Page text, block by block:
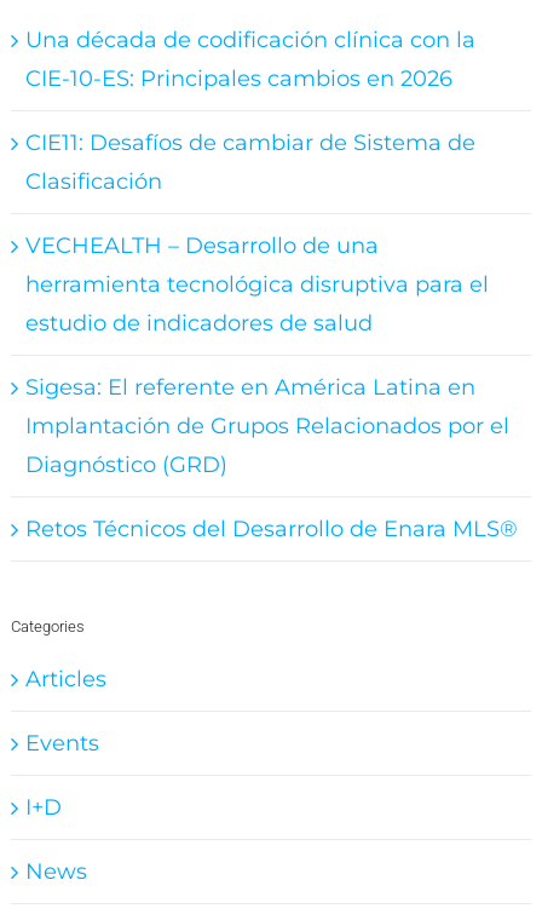
Una década de codificación clínica con la
CIE-10-ES: Principales cambios en 2026
CIE11: Desafíos de cambiar de Sistema de
Clasificación
VECHEALTH – Desarrollo de una
herramienta tecnológica disruptiva para el
estudio de indicadores de salud
Sigesa: El referente en América Latina en
Implantación de Grupos Relacionados por el
Diagnóstico (GRD)
Retos Técnicos del Desarrollo de Enara MLS®
Categories
Articles
Events
I+D
News